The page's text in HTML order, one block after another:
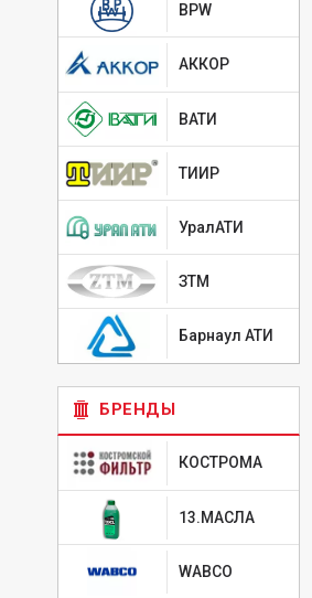
BPW
АККОР
ВАТИ
ТИИР
УралАТИ
ЗТМ
Барнаул АТИ
БРЕНДЫ
КОСТРОМА
13.МАСЛА
WABCO